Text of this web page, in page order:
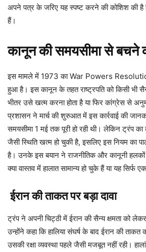
अपने पत्र के जरिए यह स्पष्ट करने की कोशिश की है
हैं।
कानून की समयसीमा से बचने
इस मामले में 1973 का War Powers Resolution
हुआ है। इस कानून के तहत राष्ट्रपति को किसी भी
भीतर उसे खत्म करना होता है या फिर कांग्रेस से
प्रशासन ने मार्च की शुरुआत में इस कार्रवाई की
समयसीमा 1 मई तक पूरी हो रही थी। लेकिन ट्रंप
जैसी स्थिति खत्म हो चुकी है, इसलिए इस नियम का
है। उनके इस बयान ने राजनीतिक और कानूनी
क्या वास्तव में हालात सामान्य हो चुके हैं या यह सिर्फ
ईरान की ताकत पर बड़ा दावा
ट्रंप ने अपनी चिट्ठी में ईरान की सैन्य क्षमता को लेकर
उन्होंने कहा कि हालिया संघर्ष के बाद ईरान की
उसकी रक्षा व्यवस्था पहले जैसी मजबूत नहीं रही।